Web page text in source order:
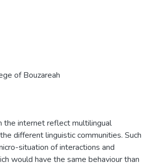
of Bouzareah
the internet reflect multilingual
different linguistic communities. Such
situation of interactions and
would have the same behaviour than